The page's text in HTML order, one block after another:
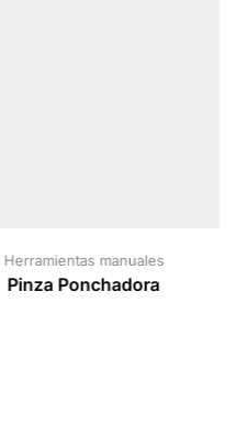
Herramientas manuales
Pinza Ponchadora